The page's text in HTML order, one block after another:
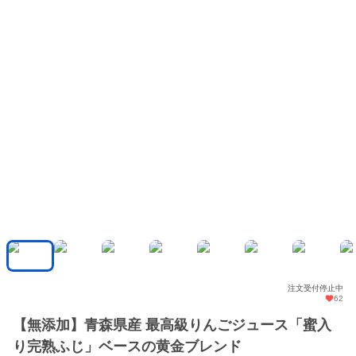
注文受付停止中
62
【無添加】青森県産 最高級りんごジュース「蜜入
り完熟ふじ」ベースの黄金ブレンド